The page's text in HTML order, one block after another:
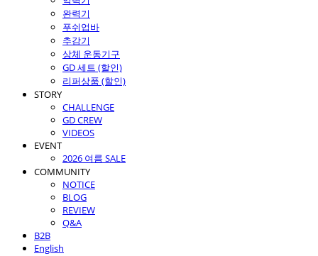
완력기
푸쉬업바
추감기
상체 운동기구
GD 세트 (할인)
리퍼상품 (할인)
STORY
CHALLENGE
GD CREW
VIDEOS
EVENT
2026 여름 SALE
COMMUNITY
NOTICE
BLOG
REVIEW
Q&A
B2B
English